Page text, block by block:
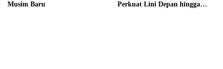
Musim Baru
Perkuat Lini Depan hingga